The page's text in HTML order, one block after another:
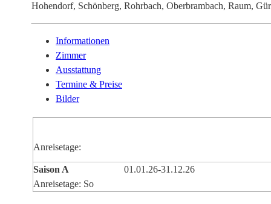
Hohendorf, Schönberg, Rohrbach, Oberbrambach, Raum,
Informationen
Zimmer
Ausstattung
Termine & Preise
Bilder
Anreisetage:
Saison A
Anreisetage: So
01.01.26-31.12.26